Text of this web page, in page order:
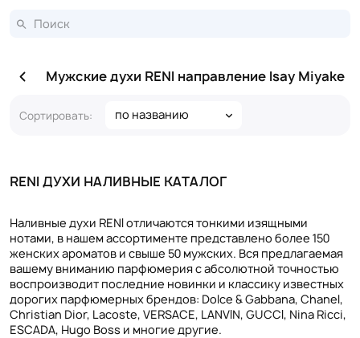
Мужские духи RENI направление Isay Miyake
Сортировать: по названию
RENI ДУХИ НАЛИВНЫЕ КАТАЛОГ
Наливные духи RENI отличаются тонкими изящными
нотами, в нашем ассортименте представлено более 150
женских ароматов и свыше 50 мужских. Вся предлагаемая
вашему вниманию парфюмерия с абсолютной точностью
воспроизводит последние новинки и классику известных
дорогих парфюмерных брендов: Dolce & Gabbana, Chanel,
Christian Dior, Lacoste, VERSACE, LANVIN, GUCCI, Nina Ricci,
ESCADA, Hugo Boss и многие другие.